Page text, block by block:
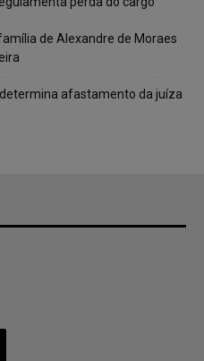
de Alexandre de Moraes
afastamento da juíza